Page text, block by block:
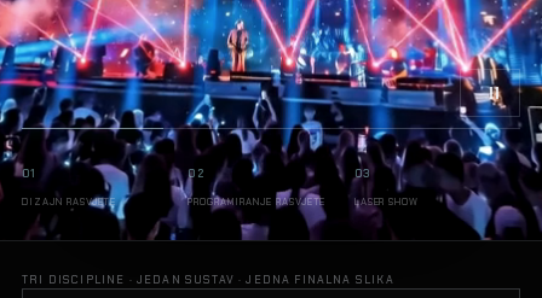
Smjerovi, geometrija, boja i sigurnosne zone
programirani su kao sastavni dio iste scenografije,
glazbe i svjetla.
01
DIZAJN RASVJETE
02
PROGRAMIRANJE RASVJETE
03
LASER SHOW
TRI DISCIPLINE · JEDAN SUSTAV · JEDNA FINALNA SLIKA